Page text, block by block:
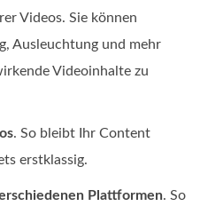
Videos. Sie können
Ausleuchtung und mehr
Videoinhalte zu
. So bleibt Ihr Content
erstklassig.
Plattformen. So